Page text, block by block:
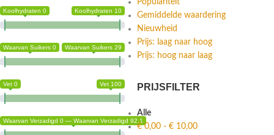
Koolhydraten 0 Koolhydraten 10
Waarvan Suikers 0 Waarvan Suikers 29
Vet 0 Vet 100
Waarvan Verzadigd 0 — Waarvan Verzadigd 92.1
Populariteit
Gemiddelde waardering
Nieuwheid
Prijs: laag naar hoog
Prijs: hoog naar laag
PRIJSFILTER
Alle
€0,00 - € 10,00